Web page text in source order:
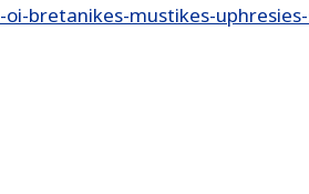
bretanikes-mustikes-